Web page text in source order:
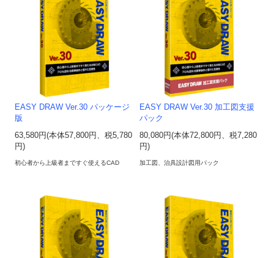
EASY DRAW Ver.30 パッケージ
版
63,580円(本体57,800円、税5,780
円)
初心者から上級者まですぐ使えるCAD
EASY DRAW Ver.30 加工図支援
パック
80,080円(本体72,800円、税7,280
円)
加工図、治具設計図用パック